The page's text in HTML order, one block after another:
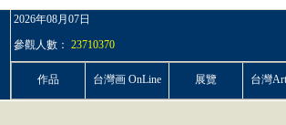
2026年08月07日
參觀人數： 23710370
作品 台灣画 OnLine 展覽 台灣